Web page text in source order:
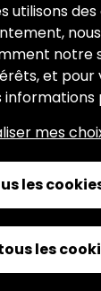
by Optic
| T : 010
utilisons
notre
et pour
informations
mes
les
les